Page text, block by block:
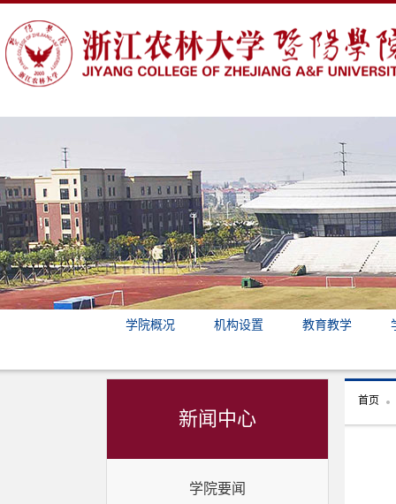
学院概况 机构设置 教育教学
新闻中心
学院要闻
首页